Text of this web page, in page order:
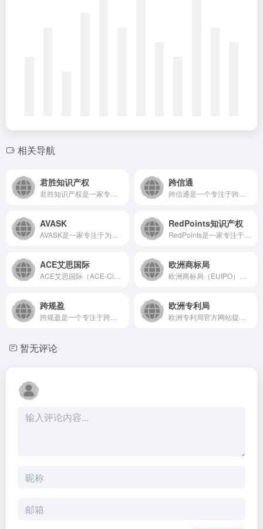
相关导航
君胜知识产权 跨信通
AVASK RedPoints知识产权
ACE艾思国际 欧洲商标局
跨规盈 欧洲专利局
暂无评论